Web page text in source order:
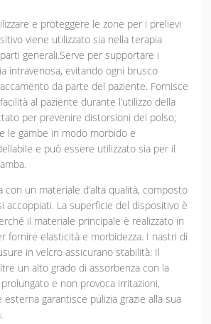
e proteggere le zone per i prelievi
viene utilizzato sia nella terapia
generali.Serve per supportare i
intravenosa, evitando ogni brusco
da parte del paziente. Fornisce
al paziente durante l’utilizzo della
per prevenire distorsioni del polso;
le gambe in modo morbido e
e può essere utilizzato sia per il
con un materiale d’alta qualità, composto
accoppiati. La superficie del dispositivo è
il materiale principale è realizzato in
fornire elasticità e morbidezza. I nastri di
in velcro assicurano stabilità. Il
un alto grado di assorbenza con la
e non provoca irritazioni,
garantisce pulizia grazie alla sua